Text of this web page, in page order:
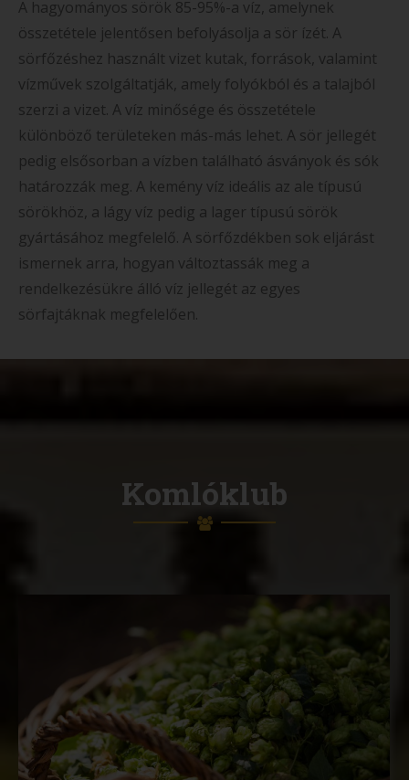
A hagyományos sörök 85-95%-a víz, amelynek
összetétele jelentősen befolyásolja a sör ízét. A
sörfőzéshez használt vizet kutak, források, valamint
vízművek szolgáltatják, amely folyókból és a talajból
szerzi a vizet. A víz minősége és összetétele
különböző területeken más-más lehet. A sör jellegét
pedig elsősorban a vízben található ásványok és sók
határozzák meg. A kemény víz ideális az ale típusú
sörökhöz, a lágy víz pedig a lager típusú sörök
gyártásához megfelelő. A sörfőzdékben sok eljárást
ismernek arra, hogyan változtassák meg a
rendelkezésükre álló víz jellegét az egyes
sörfajtáknak megfelelően.
Komlóklub